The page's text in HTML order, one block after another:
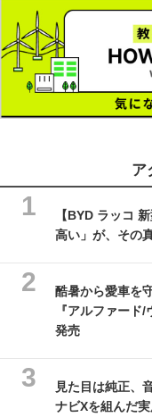
ア
【BYD ラッコ
高い」が、その
酷暑から愛車を
『アルファード
発売
見た目は純正、
ナビXを組んだ